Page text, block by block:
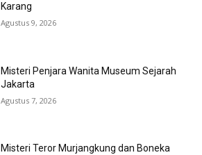
Karang
Agustus 9, 2026
Misteri Penjara Wanita Museum Sejarah
Jakarta
Agustus 7, 2026
Misteri Teror Murjangkung dan Boneka